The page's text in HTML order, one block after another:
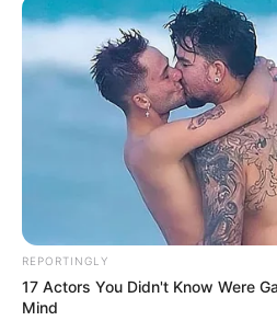
REPORTINGLY
17 Actors You Didn't Know Were
Mind